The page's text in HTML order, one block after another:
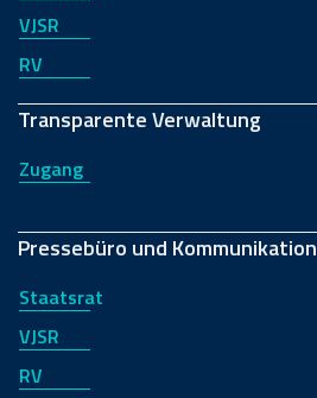
VJSR
RV
Transparente Verwaltung
Zugang
Pressebüro und Kommunikation
Staatsrat
VJSR
RV